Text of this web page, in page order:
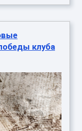
клуба